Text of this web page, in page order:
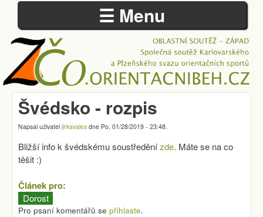
ZÁPADOČESKÁ
OBLAST
Švédsko - rozpis
Napsal uživatel jirkavales dne Po, 01/28/2019 - 23:48.
Bližší info k švédskému soustředěnízde. Máte se na co
těšit :)
Článek pro:
Dorost
Pro psaní komentářů se přihlaste.
☰ Menu